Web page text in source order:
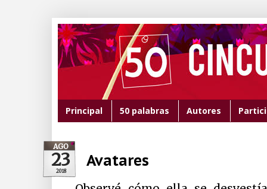
Principal 50 palabras Autores
AGO
23
2018
Avatares